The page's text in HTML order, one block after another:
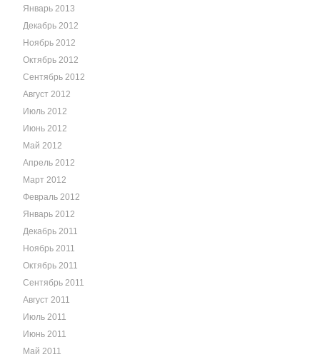
Январь 2013
Декабрь 2012
Ноябрь 2012
Октябрь 2012
Сентябрь 2012
Август 2012
Июль 2012
Июнь 2012
Май 2012
Апрель 2012
Март 2012
Февраль 2012
Январь 2012
Декабрь 2011
Ноябрь 2011
Октябрь 2011
Сентябрь 2011
Август 2011
Июль 2011
Июнь 2011
Май 2011